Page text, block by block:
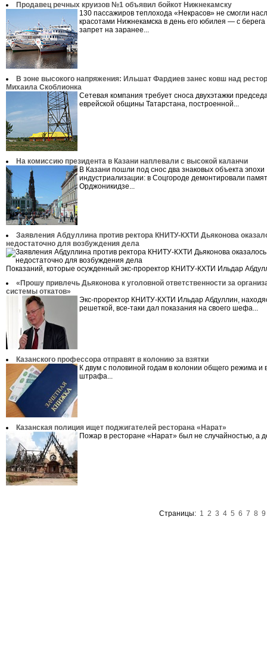
Продавец речных круизов №1 объявил бойкот Нижнекамску
130 пассажиров теплохода «Некрасов» не смогли
красотами Нижнекамска в день его юбилея — с
запрет на заранее...
В зоне высокого напряжения: Ильшат Фардиев занес ковш над
Михаила Скоблионка
Сетевая компания требует сноса двухэтажки
еврейской общины Татарстана, построенной...
На комиссию президента в Казани наплевали с высокой каланчи
В Казани пошли под снос два знаковых объекта эпохи
индустриализации: в Соцгороде демонтировали
Орджоникидзе...
Заявления Абдуллина против ректора КНИТУ-КХТИ Дьяконова
недостаточно для возбуждения дела
Показаний, которые осужденный экс-проректор КНИТУ-КХТИ Ильдар
«Прошу привлечь Дьяконова к уголовной ответственности за
системы откатов»
Экс-проректор КНИТУ-КХТИ Ильдар Абдуллин,
решеткой, все-таки дал показания на своего шефа...
Казанского профессора отправят в колонию за взятки
К двум с половиной годам в колонии общего режима и
штрафа...
Казанская полиция ищет поджигателей ресторана «Нарат»
Пожар в ресторане «Нарат» был не случайностью, а
Страницы: 1 2 3 4 5 6 7 8 9